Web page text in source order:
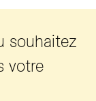
souhaitez
votre